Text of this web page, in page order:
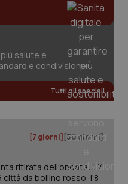
Testa Collo
salute e
e condivisione
Tutti gli speciali
[7 giorni] [30 giorni]
ritirata dell'ondata: il 7
da bollino rosso, l'8